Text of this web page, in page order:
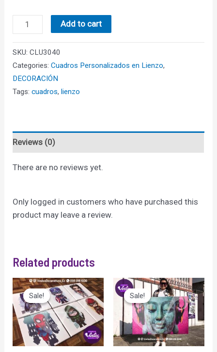
Cuadro
Luminoso
Add to cart
SKU:CLU3040
Categories:Cuadros Personalizados en Lienzo,
DECORACIÓN
Tags:cuadros, lienzo
Reviews (0)
There are no reviews yet.
Only logged in customers who have purchased this
product may leave a review.
Related products
Sale!
Sale! Sale!
Sale!